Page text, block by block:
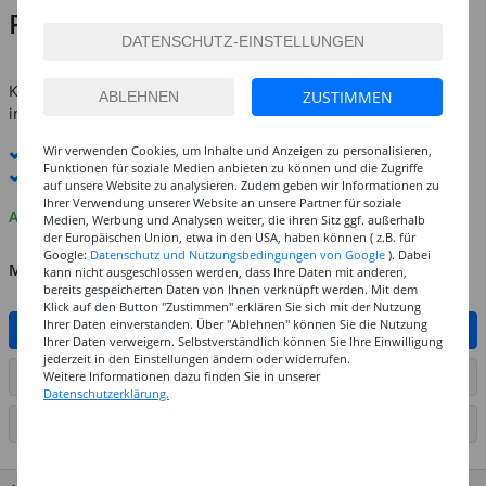
Preis:
inkl. MwSt.zzgl. Versandkosten
Kostenlose Lieferung ab
innerhalb Deutschlands -
Standard-Lieferung 10. - 11. August
Premium-Lieferung verfügbar
Auf Lager
MENGE
IN DEN WARENKORB
ARTIKEL AUF WUNSCHLISTE SETZEN
ZUSTIMMEN
Wir verwenden Cookies, um Inhalte und Anzeigen zu personalisieren,
Funktionen für soziale Medien anbieten zu können und die Zugriffe
auf unsere Website zu analysieren. Zudem geben wir Informationen zu
Ihrer Verwendung unserer Website an unsere Partner für soziale
Medien, Werbung und Analysen weiter, die ihren Sitz ggf. außerhalb
der Europäischen Union, etwa in den USA, haben können ( z.B. für
Google: Datenschutz und Nutzungsbedingungen von Google ). Dabei
kann nicht ausgeschlossen werden, dass Ihre Daten mit anderen,
bereits gespeicherten Daten von Ihnen verknüpft werden. Mit dem
Klick auf den Button "Zustimmen" erklären Sie sich mit der Nutzung
Ihrer Daten einverstanden. Über "Ablehnen" können Sie die Nutzung
Ihrer Daten verweigern. Selbstverständlich können Sie Ihre Einwilligung
jederzeit in den Einstellungen ändern oder widerrufen.
Weitere Informationen dazu finden Sie in unserer
Datenschutzerklärung.